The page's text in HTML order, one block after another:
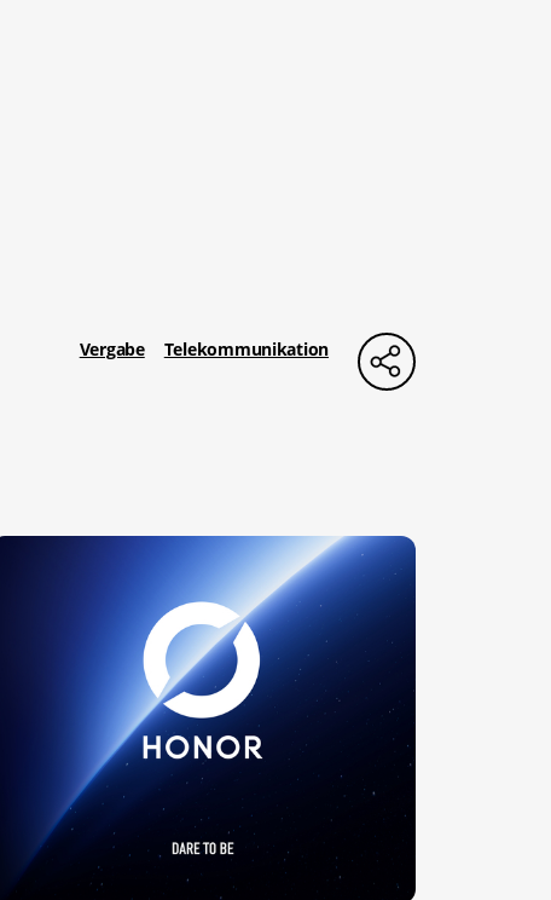
Vergabe Telekommunikation